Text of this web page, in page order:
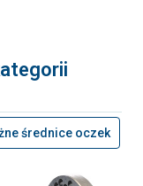
średnice oczek